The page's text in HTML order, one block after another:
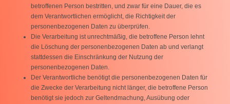
betroffenen Person bestritten, und zwar für eine Dauer, die es
dem Verantwortlichen ermöglicht, die Richtigkeit der
personenbezogenen Daten zu überprüfen.
Die Verarbeitung ist unrechtmäßig, die betroffene Person lehnt
die Löschung der personenbezogenen Daten ab und verlangt
stattdessen die Einschränkung der Nutzung der
personenbezogenen Daten.
Der Verantwortliche benötigt die personenbezogenen Daten für
die Zwecke der Verarbeitung nicht länger, die betroffene Person
benötigt sie jedoch zur Geltendmachung, Ausübung oder